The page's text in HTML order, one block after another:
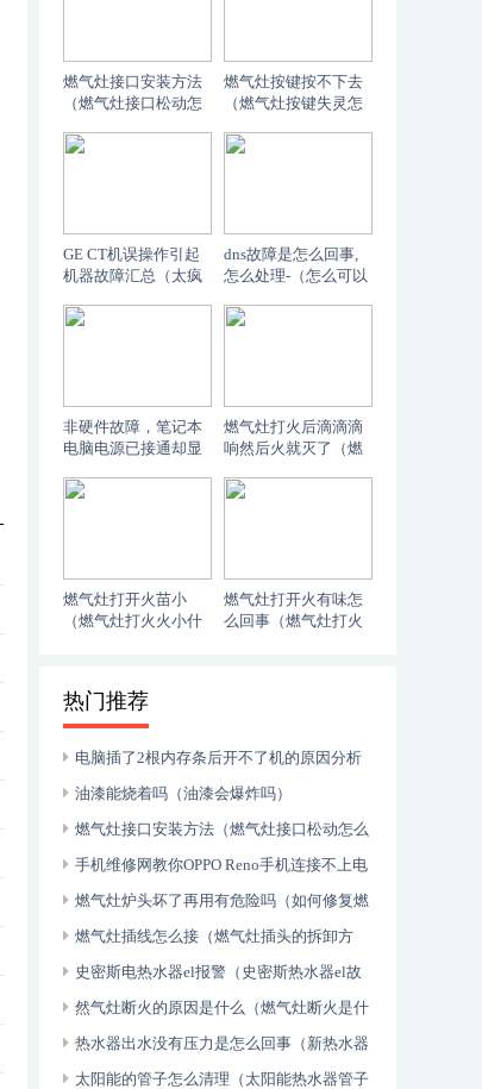
燃气灶接口安装方法
（燃气灶接口松动怎
燃气灶按键按不下去
（燃气灶按键失灵怎
GE CT机误操作引起
机器故障汇总（太疯
dns故障是怎么回事,
怎么处理-（怎么可以
非硬件故障，笔记本
电脑电源已接通却显
（奔走相告）
燃气灶打火后滴滴滴
响然后火就灭了（燃
么办）
燃气灶打开火苗小
（燃气灶打火火小什
燃气灶打开火有味怎
么回事（燃气灶打火
热门推荐
电脑插了2根内存条后开不了机的原因分析
及解决方法（怎么可以错过）
油漆能烧着吗（油漆会爆炸吗）
燃气灶接口安装方法（燃气灶接口松动怎么
处理）
手机维修网教你OPPO Reno手机连接不上电
脑解决小技巧（不看后悔）
燃气灶炉头坏了再用有危险吗（如何修复燃
气灶炉头）
燃气灶插线怎么接（燃气灶插头的拆卸方
法）史密斯电热水器el报警（史密斯热水器el故
障）
然气灶断火的原因是什么（燃气灶断火是什
么原因）
热水器出水没有压力是怎么回事（新热水器
出水没压力怎么办）
太阳能的管子怎么清理（太阳能热水器管子